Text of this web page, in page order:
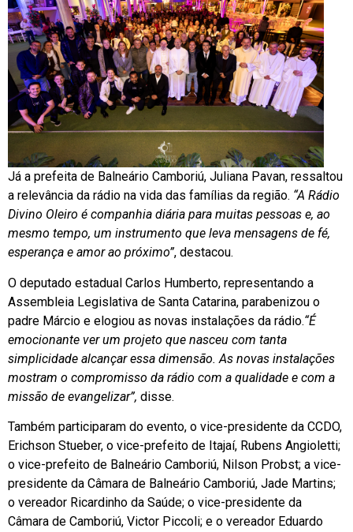
Já a prefeita de Balneário Camboriú, Juliana Pavan, ressaltou
a relevância da rádio na vida das famílias da região. “A Rádio
Divino Oleiro é companhia diária para muitas pessoas e, ao
mesmo tempo, um instrumento que leva mensagens de fé,
esperança e amor ao próximo”, destacou.
O deputado estadual Carlos Humberto, representando a
Assembleia Legislativa de Santa Catarina, parabenizou o
padre Márcio e elogiou as novas instalações da rádio.“É
emocionante ver um projeto que nasceu com tanta
simplicidade alcançar essa dimensão. As novas instalações
mostram o compromisso da rádio com a qualidade e com a
missão de evangelizar”, disse.
Também participaram do evento, o vice-presidente da CCDO,
Erichson Stueber, o vice-prefeito de Itajaí, Rubens Angioletti;
o vice-prefeito de Balneário Camboriú, Nilson Probst; a vice-
presidente da Câmara de Balneário Camboriú, Jade Martins;
o vereador Ricardinho da Saúde; o vice-presidente da
Câmara de Camboriú, Victor Piccoli; e o vereador Eduardo